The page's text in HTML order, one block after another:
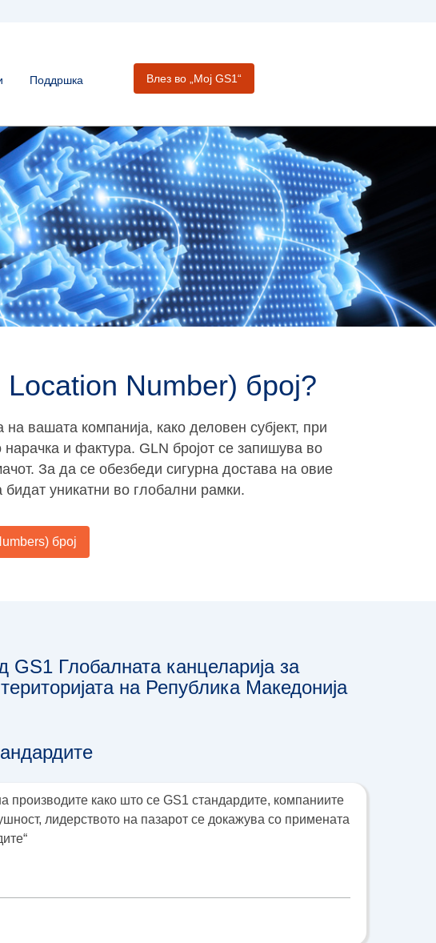
Поддршка Влез во „Moj GS1“
Number) број?
вашата компанија, како деловен субјект, при
и фактура. GLN бројот се запишува во
За да се обезбеди сигурна достава на овие
уникатни во глобални рамки.
број
GS1 Глобалната канцеларија за
на Република Македонија
производите како што се GS1 стандардите, компаниите
лидерството на пазарот се докажува со примената